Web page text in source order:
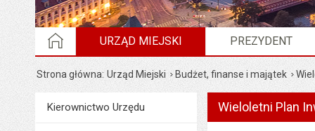
STRONA GŁÓWNA
URZĄD MIEJSKI PREZYDENT
Strona główna Urząd Miejski Budżet, finanse i majątek
MenuUrząd Miejski
Kierownictwo Urzędu Wieloletni Plan